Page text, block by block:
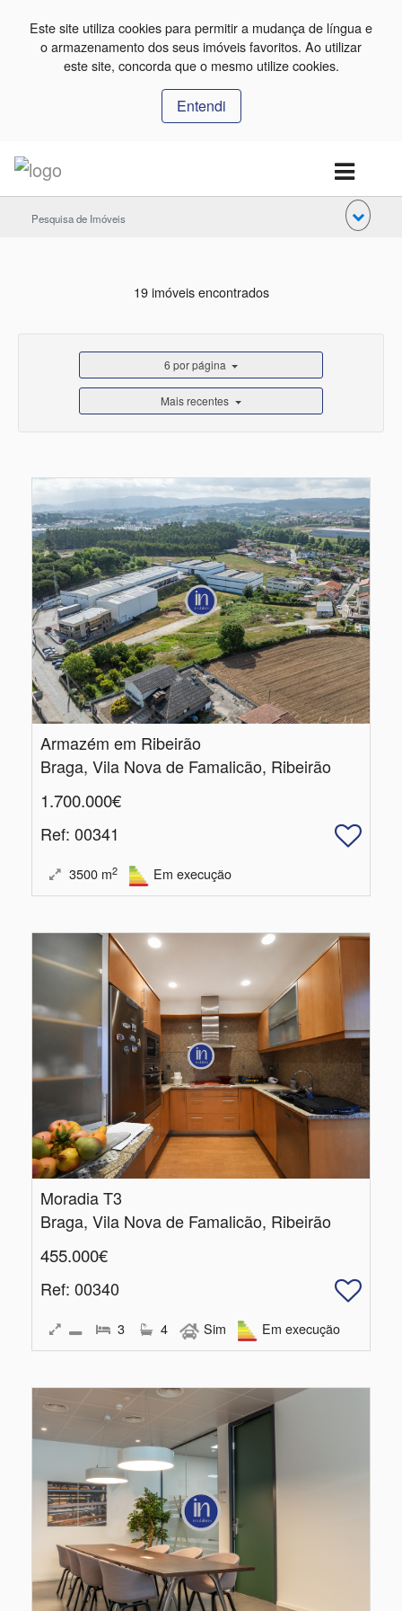
Este site utiliza cookies para permitir a mudança de língua e
o armazenamento dos seus imóveis favoritos. Ao utilizar
este site, concorda que o mesmo utilize cookies.
Entendi
Pesquisa de Imóveis
19 imóveis encontrados
6 por página
Mais recentes
Armazém em Ribeirão
Braga, Vila Nova de Famalicão, Ribeirão
1.700.000€
Ref: 00341
3500 m2 Em execução
Moradia T3
Braga, Vila Nova de Famalicão, Ribeirão
455.000€
Ref: 00340
3 4 Sim Em execução